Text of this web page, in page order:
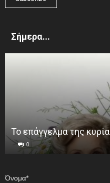
Σήμερα...
Το επάγγελμα της
0
Όνομα*